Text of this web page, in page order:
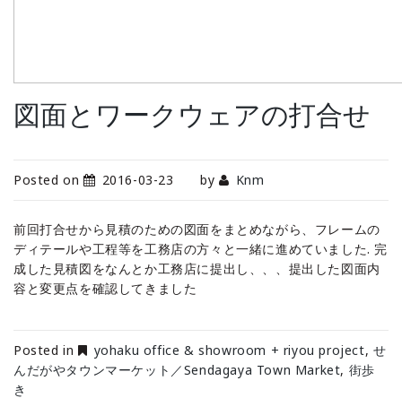
図面とワークウェアの打合せ
Posted on 2016-03-23 by Knm
前回打合せから見積のための図面をまとめながら、フレームの
ディテールや工程等を工務店の方々と一緒に進めていました. 完
成した見積図をなんとか工務店に提出し、、、提出した図面内
容と変更点を確認してきました
Posted in yohaku office & showroom + riyou project, せ
んだがやタウンマーケット／Sendagaya Town Market, 街歩
き